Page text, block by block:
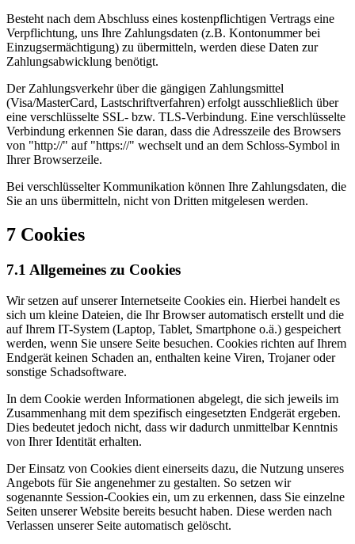
Besteht nach dem Abschluss eines kostenpflichtigen Vertrags eine
Verpflichtung, uns Ihre Zahlungsdaten (z.B. Kontonummer bei
Einzugsermächtigung) zu übermitteln, werden diese Daten zur
Zahlungsabwicklung benötigt.
Der Zahlungsverkehr über die gängigen Zahlungsmittel
(Visa/MasterCard, Lastschriftverfahren) erfolgt ausschließlich über
eine verschlüsselte SSL- bzw. TLS-Verbindung. Eine verschlüsselte
Verbindung erkennen Sie daran, dass die Adresszeile des Browsers
von "http://" auf "https://" wechselt und an dem Schloss-Symbol in
Ihrer Browserzeile.
Bei verschlüsselter Kommunikation können Ihre Zahlungsdaten, die
Sie an uns übermitteln, nicht von Dritten mitgelesen werden.
7 Cookies
7.1 Allgemeines zu Cookies
Wir setzen auf unserer Internetseite Cookies ein. Hierbei handelt es
sich um kleine Dateien, die Ihr Browser automatisch erstellt und die
auf Ihrem IT-System (Laptop, Tablet, Smartphone o.ä.) gespeichert
werden, wenn Sie unsere Seite besuchen. Cookies richten auf Ihrem
Endgerät keinen Schaden an, enthalten keine Viren, Trojaner oder
sonstige Schadsoftware.
In dem Cookie werden Informationen abgelegt, die sich jeweils im
Zusammenhang mit dem spezifisch eingesetzten Endgerät ergeben.
Dies bedeutet jedoch nicht, dass wir dadurch unmittelbar Kenntnis
von Ihrer Identität erhalten.
Der Einsatz von Cookies dient einerseits dazu, die Nutzung unseres
Angebots für Sie angenehmer zu gestalten. So setzen wir
sogenannte Session-Cookies ein, um zu erkennen, dass Sie einzelne
Seiten unserer Website bereits besucht haben. Diese werden nach
Verlassen unserer Seite automatisch gelöscht.